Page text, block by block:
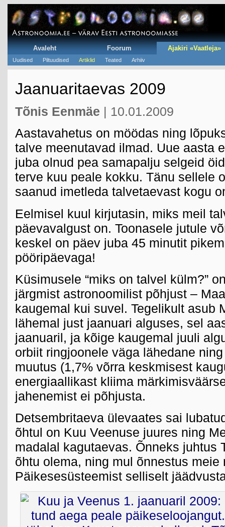
Avaleht Foorum Ajakiri «Vaatleja»
Uudised Piltuudised Artiklid Teated Arhiiv
Jaanuaritaevas 2009
Tõnis Eenmäe | 10.01.2009
Aastavahetus on möödas ning
talve meenutavad ilmad. Uue aasta
juba olnud pea samapalju selgeid
terve kuu peale kokku. Tänu sellele
saanud imetleda talvetaevast kogu
Eelmisel kuul kirjutasin, miks meil
päevavalgust on. Toonasele jutule
keskel on päev juba 45 minutit
pööripäevaga!
Küsimusele “miks on talvel külm?”
järgmist astronoomilist põhjust –
kaugemal kui suvel. Tegelikult asub
lähemal just jaanuari alguses, sel
jaanuaril, ja kõige kaugemal juuli
orbiit ringjoonele väga lähedane
muutus (1,7% võrra keskmisest
energiaallikast kliima
jahenemist ei põhjusta.
Detsembritaeva ülevaates sai
õhtul on Kuu Veenuse juures ning
madalal kagutaevas. Õnneks juhtus
õhtu olema, ning mul õnnestus meie
Päikesesüsteemist selliselt